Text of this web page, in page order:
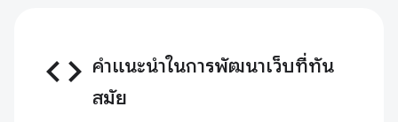
code คำแนะนำในการพัฒนาเว็บที่ทัน
สมัย